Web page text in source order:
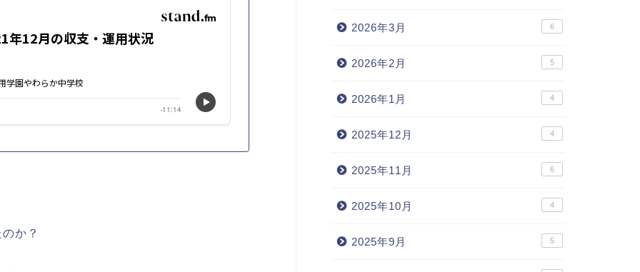
か？
2026年3月 6
2026年2月 5
2026年1月 4
2025年12月 4
2025年11月 6
2025年10月 4
2025年9月 5